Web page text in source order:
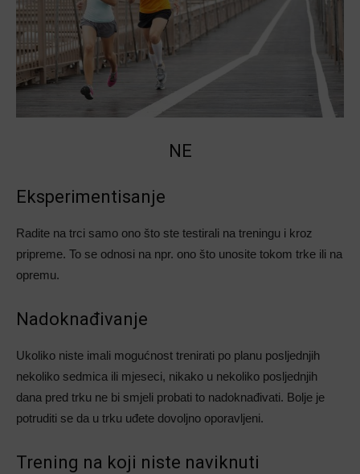
NE
Eksperimentisanje
Radite na trci samo ono što ste testirali na treningu i kroz
pripreme. To se odnosi na npr. ono što unosite tokom trke ili na
opremu.
Nadoknađivanje
Ukoliko niste imali mogućnost trenirati po planu posljednjih
nekoliko sedmica ili mjeseci, nikako u nekoliko posljednjih
dana pred trku ne bi smjeli probati to nadoknađivati. Bolje je
potruditi se da u trku uđete dovoljno oporavljeni.
Trening na koji niste naviknuti